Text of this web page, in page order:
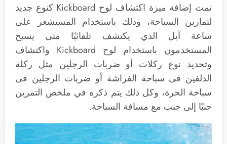
تمت إضافة ميزة اكتشاف لوح Kickboard كنوع جديد
لتمارين السباحة، وذلك باستخدام المستشعر على
ساعة آبل الذي يكتشف تلقائيًا متى يسبح
المستخدمون باستخدام لوح Kickboard واكتشاف
وتحديد نوع ركلات أو ضربات الرجلين مثل ركلة
الدلفين فى سباحة الفراشة أو ضربات الرجلين فى
سباحة الحرة، وكل ذلك يتم ذكره في ملخص التمرين
جنبًا إلى جنب مع مسافة السباحة.